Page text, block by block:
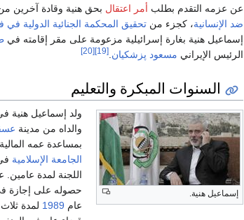
عن عزمه التقدم بطلب أمر اعتقال بحق هنية وقادة آخرين
ضد الإنسانية، كجزء من تحقيق المحكمة الجنائية الدولية
إسماعيل هنية بغارة إسرائيلية مزعومة على مقر إقامته في
الرئيس الإيراني مسعود پزشكيان [19]
[20]
السنوات المبكرة والتعليم
إسماعيل هنية.
ولد إسماعيل هنية
والداه من مدينة
بمساعدة عمه
الجامعة الإسلامية
اللجنة لمدة عامين.
حصوله على إجازة
عام 1989 لمدة